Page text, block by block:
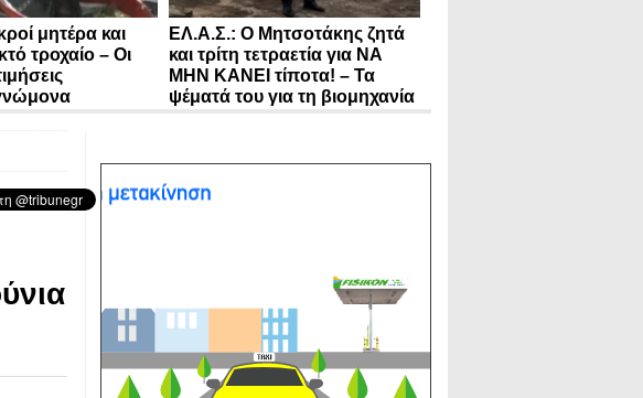
μητέρα και
τροχαίο – Οι
ΕΛ.Α.Σ.: Ο Μητσοτάκης ζητά
και τρίτη τετραετία για ΝΑ
ΜΗΝ ΚΑΝΕΙ τίποτα! – Τα
ψέματά του για τη βιομηχανία